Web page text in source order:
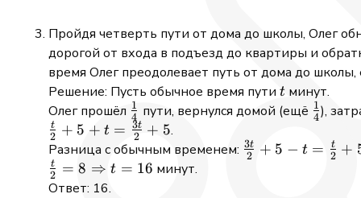
\frac{13N}
{10}
\right\rfloor
= 42 \text{
или } 43
\rightarrow
210
\rightarrow
21
Пройдя четверть пути от дома до школы, Олег
дорогой от входа в подъезд до квартиры и
время Олег преодолевает путь от дома до
Решение: Пусть обычное время пути t
t минут.
Олег прошёл \frac{1}
{4}
4
1 пути, вернулся домой (ещё 4
1 ),
\frac{t}
{2} + 5
+ t =
\frac{3t}
2
t + 5 + t = 2
3t + 5.
Разница с обычным временем: \frac{3t}
2
3t + 5 − t = 2
t +
\frac{t}{2}
= 8
2
t = 8 ⇒ t = 16 минут.
Ответ: 16.